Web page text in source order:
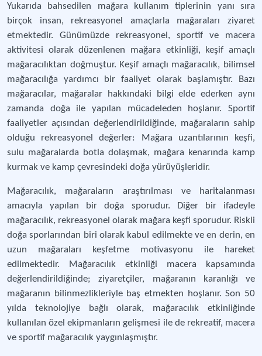
Yukarıda bahsedilen mağara kullanım tiplerinin yanı sıra
birçok insan, rekreasyonel amaçlarla mağaraları ziyaret
etmektedir. Günümüzde rekreasyonel, sportif ve macera
aktivitesi olarak düzenlenen mağara etkinliği, keşif amaçlı
mağaracılıktan doğmuştur. Keşif amaçlı mağaracılık, bilimsel
mağaracılığa yardımcı bir faaliyet olarak başlamıştır. Bazı
mağaracılar, mağaralar hakkındaki bilgi elde ederken aynı
zamanda doğa ile yapılan mücadeleden hoşlanır. Sportif
faaliyetler açısından değerlendirildiğinde, mağaraların sahip
olduğu rekreasyonel değerler: Mağara uzantılarının keşfi,
sulu mağaralarda botla dolaşmak, mağara kenarında kamp
kurmak ve kamp çevresindeki doğa yürüyüşleridir.
Mağaracılık, mağaraların araştırılması ve haritalanması
amacıyla yapılan bir doğa sporudur. Diğer bir ifadeyle
mağaracılık, rekreasyonel olarak mağara keşfi sporudur. Riskli
doğa sporlarından biri olarak kabul edilmekte ve en derin, en
uzun mağaraları keşfetme motivasyonu ile hareket
edilmektedir. Mağaracılık etkinliği macera kapsamında
değerlendirildiğinde; ziyaretçiler, mağaranın karanlığı ve
mağaranın bilinmezlikleriyle baş etmekten hoşlanır. Son 50
yılda teknolojiye bağlı olarak, mağaracılık etkinliğinde
kullanılan özel ekipmanların gelişmesi ile de rekreatif, macera
ve sportif mağaracılık yaygınlaşmıştır.